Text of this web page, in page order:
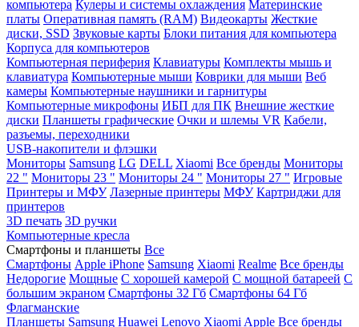
компьютера Кулеры и системы охлаждения Материнские
платы Оперативная память (RAM) Видеокарты Жесткие
диски, SSD Звуковые карты Блоки питания для компьютера
Корпуса для компьютеров
Компьютерная периферия Клавиатуры Комплекты мышь и
клавиатура Компьютерные мыши Коврики для мыши Веб
камеры Компьютерные наушники и гарнитуры
Компьютерные микрофоны ИБП для ПК Внешние жесткие
диски Планшеты графические Очки и шлемы VR Кабели,
разъемы, переходники
USB-накопители и флэшки
Мониторы Samsung LG DELL Xiaomi Все бренды Мониторы
22 " Мониторы 23 " Мониторы 24 " Мониторы 27 " Игровые
Принтеры и МФУ Лазерные принтеры МФУ Картриджи для
принтеров
3D печать 3D ручки
Компьютерные кресла
Смартфоны и планшеты Все
Смартфоны Apple iPhone Samsung Xiaomi Realme Все бренды
Недорогие Мощные С хорошей камерой С мощной батареей С
большим экраном Смартфоны 32 Гб Смартфоны 64 Гб
Флагманские
Планшеты Samsung Huawei Lenovo Xiaomi Apple Все бренды